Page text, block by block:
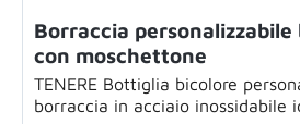
Borraccia
con moschettone
TENERE Bottiglia bicolore
borraccia in acciaio inossidabile